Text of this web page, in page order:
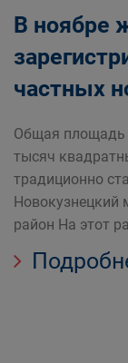
В ноябре
частных
Общая площадь
тысяч
традиционно
Новокузнецкий
район На этот